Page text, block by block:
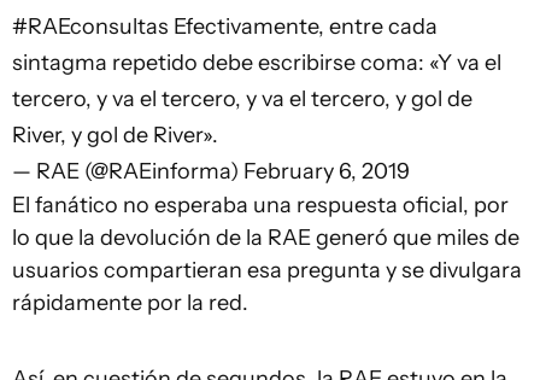
#RAEconsultas Efectivamente, entre cada
sintagma repetido debe escribirse coma: «Y va el
tercero, y va el tercero, y va el tercero, y gol de
River, y gol de River».
— RAE (@RAEinforma) February 6, 2019
El fanático no esperaba una respuesta oficial, por
lo que la devolución de la RAE generó que miles de
usuarios compartieran esa pregunta y se divulgara
rápidamente por la red.